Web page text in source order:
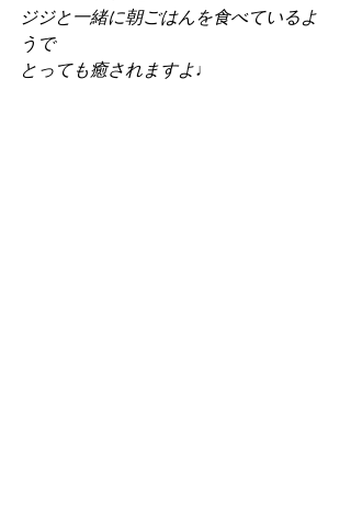
ジジと一緒に朝ごはんを食べているよ
うで
とっても癒されますよ♩